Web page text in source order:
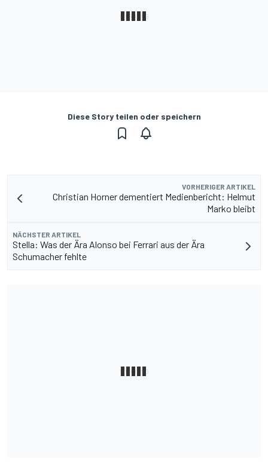
Diese Story teilen oder speichern
VORHERIGER ARTIKEL
Christian Horner dementiert Medienbericht: Helmut
Marko bleibt
NÄCHSTER ARTIKEL
Stella: Was der Ära Alonso bei Ferrari aus der Ära
Schumacher fehlte